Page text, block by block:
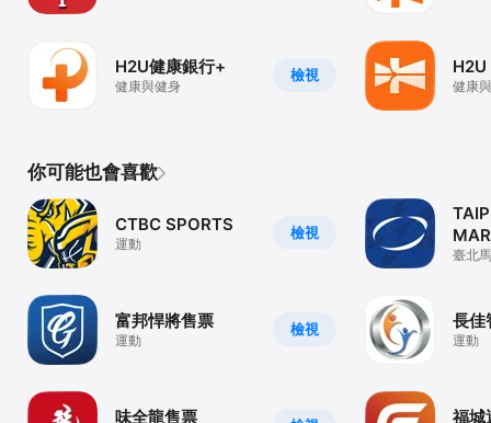
檢視
H2U健康銀行+
健康與健身 健康
你可能也會喜歡
檢視
CTBC SPORTS
運動
檢視
富邦悍將售票
運動
味全龍售票
臺北
長佳
運動
福城